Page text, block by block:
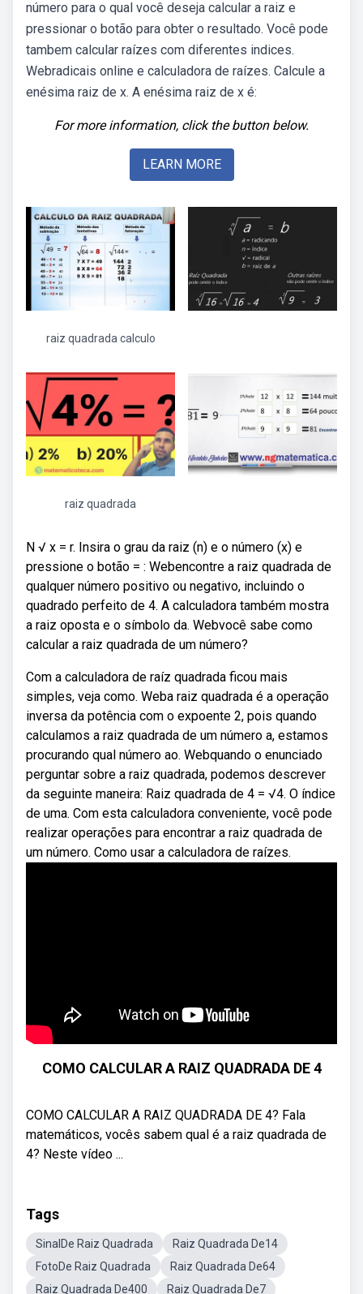
número para o qual você deseja calcular a raiz e
pressionar o botão para obter o resultado. Você pode
tambem calcular raízes com diferentes indices.
Webradicais online e calculadora de raízes. Calcule a
enésima raiz de x. A enésima raiz de x é:
For more information, click the button below.
LEARN MORE
raiz quadrada calculo
raiz quadrada
N √ x = r. Insira o grau da raiz (n) e o número (x) e
pressione o botão = : Webencontre a raiz quadrada de
qualquer número positivo ou negativo, incluindo o
quadrado perfeito de 4. A calculadora também mostra
a raiz oposta e o símbolo da. Webvocê sabe como
calcular a raiz quadrada de um número?
Com a calculadora de raíz quadrada ficou mais
simples, veja como. Weba raiz quadrada é a operação
inversa da potência com o expoente 2, pois quando
calculamos a raiz quadrada de um número a, estamos
procurando qual número ao. Webquando o enunciado
perguntar sobre a raiz quadrada, podemos descrever
da seguinte maneira: Raiz quadrada de 4 = √4. O índice
de uma. Com esta calculadora conveniente, você pode
realizar operações para encontrar a raiz quadrada de
um número. Como usar a calculadora de raízes.
COMO CALCULAR A RAIZ QUADRADA DE 4
COMO CALCULAR A RAIZ QUADRADA DE 4? Fala
matemáticos, vocês sabem qual é a raiz quadrada de
4? Neste vídeo ...
Tags
SinalDe Raiz Quadrada
Raiz Quadrada De14
FotoDe Raiz Quadrada
Raiz Quadrada De64
Raiz Quadrada De400
Raiz Quadrada De7